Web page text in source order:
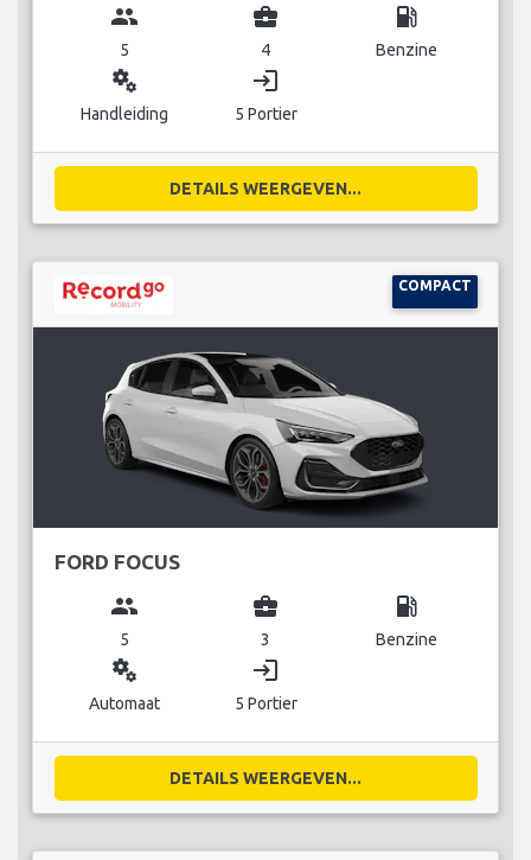
group
5
business_center
4
local_gas_station
Benzine
miscellaneous_services
Handleiding
login
5 Portier
DETAILS WEERGEVEN...
COMPACT
FORD FOCUS
group
5
business_center
3
local_gas_station
Benzine
miscellaneous_services
Automaat
login
5 Portier
DETAILS WEERGEVEN...